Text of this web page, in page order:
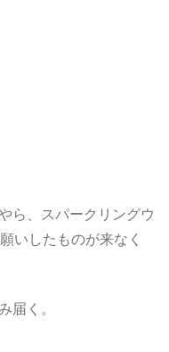
ら、スパークリングウ
いしたものが来なく
届く。